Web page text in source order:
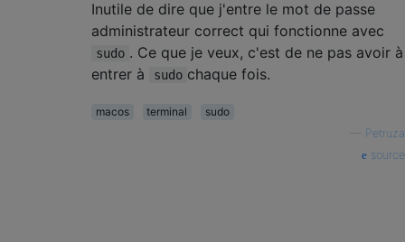
Inutile de dire que j'entre le mot de passe
administrateur correct qui fonctionne avec
sudo . Ce que je veux, c'est de ne pas avoir à
entrer à
sudo chaque fois.
macos terminal
sudo
Petruza
source